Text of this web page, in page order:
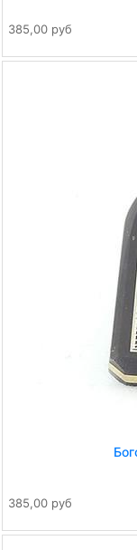
385,00 руб
385,00 руб